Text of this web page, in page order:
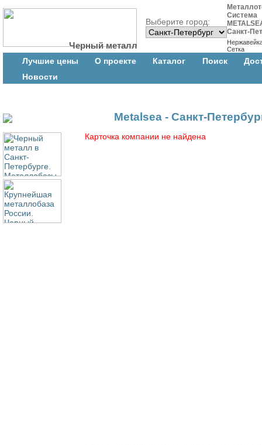
Черный металл
Выберите город:
Система
Санкт-
Сетка
Лучшие цены О проекте Каталог Поиск
Новости
Metalsea - Санкт-
Карточка компании не найдена